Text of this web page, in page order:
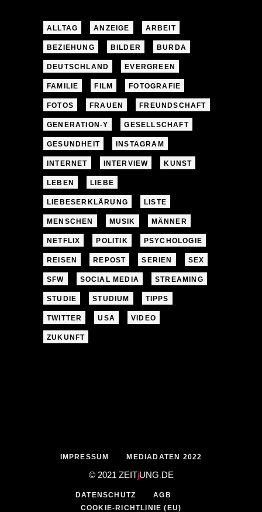
ALLTAG ANZEIGE ARBEIT
BEZIEHUNG BILDER BURDA
DEUTSCHLAND EVERGREEN
FAMILIE FILM FOTOGRAFIE
FOTOS FRAUEN FREUNDSCHAFT
GENERATION-Y GESELLSCHAFT
GESUNDHEIT INSTAGRAM
INTERNET INTERVIEW KUNST
LEBEN LIEBE
LIEBESERKLÄRUNG LISTE
MENSCHEN MUSIK MÄNNER
NETFLIX POLITIK PSYCHOLOGIE
REISEN REPOST SERIEN SEX
SFW SOCIAL MEDIA STREAMING
STUDIE STUDIUM TIPPS
TWITTER USA VIDEO
ZUKUNFT
IMPRESSUM MEDIADATEN 2022
© 2021 ZEITjUNG.DE
DATENSCHUTZ
AGB
COOKIE-RICHTLINIE (EU)